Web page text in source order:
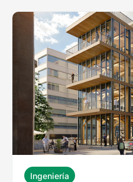
Ingeniería